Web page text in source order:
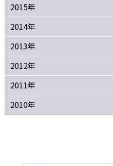
2015年
2014年
2013年
2012年
2011年
2010年